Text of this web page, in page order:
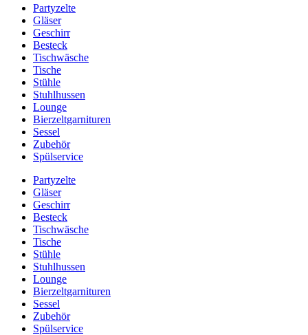
Partyzelte
Gläser
Geschirr
Besteck
Tischwäsche
Tische
Stühle
Stuhlhussen
Lounge
Bierzeltgarnituren
Sessel
Zubehör
Spülservice
Partyzelte
Gläser
Geschirr
Besteck
Tischwäsche
Tische
Stühle
Stuhlhussen
Lounge
Bierzeltgarnituren
Sessel
Zubehör
Spülservice